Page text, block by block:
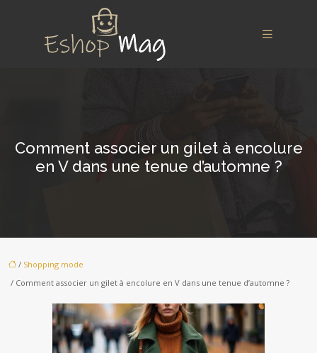
Comment associer un gilet à encolure
en V dans une tenue d’automne ?
/ Shopping mode
/ Comment associer un gilet à encolure en V dans une tenue d’automne ?